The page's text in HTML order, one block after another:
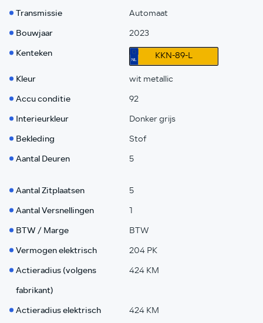
Transmissie
Automaat
Bouwjaar
2023
Kenteken
KKN-89-L
Kleur
wit metallic
Accu conditie
92
Interieurkleur
Donker grijs
Bekleding
Stof
Aantal Deuren
5
Aantal Zitplaatsen
5
Aantal Versnellingen
1
BTW / Marge
BTW
Vermogen elektrisch
204 PK
Actieradius (volgens
fabrikant)
424 KM
Actieradius elektrisch
424 KM